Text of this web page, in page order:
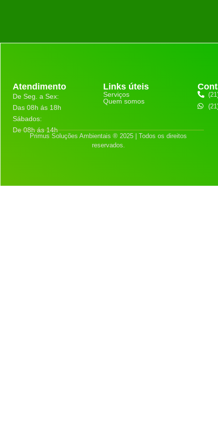
Atendimento
De Seg. a Sex:
Das 08h ás 18h
Sábados:
De 08h ás 14h
Links úteis
Serviços
Quem somos
Primus Soluções Ambientais ® 2025 | Todos os direitos
reservados.